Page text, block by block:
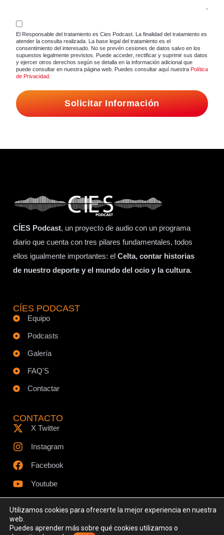
El Responsable del tratamiento es Cies Podcast. La finalidad del tratamiento es
atender la consulta realizada. La base legal del tratamiento es el
consentimiento del interesado. No se prevén cesiones de datos salvo en los
supuestos legalmente previstos. Puede acceder, rectificar y suprimir sus datos
y ejercer otros derechos según se detalla en la información adicional que
puede consultar en nuestra página web. Puedes consultar aquí nuestra Política
de Privacidad
Solicitar Información
CÍES Podcast, un proyecto de audio con un programa
diario que cuenta con tres pilares fundamentales, todos
ellos igualmente importantes: el Celta, contar historias
de nuestro deporte y el mundo del ocio y la cultura.
CÍES PODCAST
Equipo
Podcasts
Galería
FAQ'S
Contactar
CONTACTO
X Twitter
Instagram
Facebook
Youtube
Utilizamos cookies para ofrecerte la mejor experiencia en nuestra
web.
Puedes aprender más sobre qué cookies utilizamos o